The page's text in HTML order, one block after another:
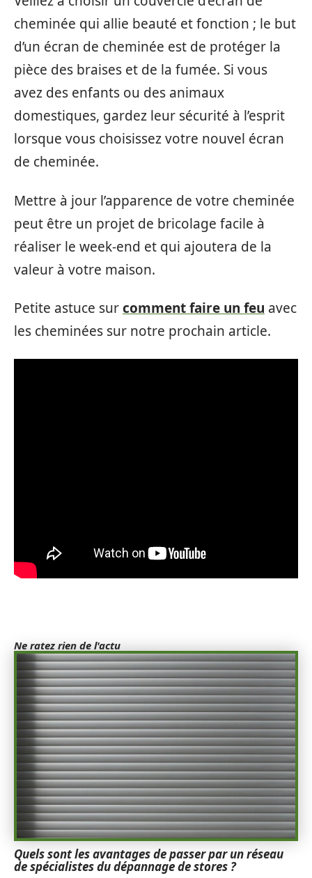
cheminée qui allie beauté et fonction ; le but
d’un écran de cheminée est de protéger la
pièce des braises et de la fumée. Si vous
avez des enfants ou des animaux
domestiques, gardez leur sécurité à l’esprit
lorsque vous choisissez votre nouvel écran
de cheminée.
Mettre à jour l’apparence de votre cheminée
peut être un projet de bricolage facile à
réaliser le week-end et qui ajoutera de la
valeur à votre maison.
Petite astuce surcomment faire un feu avec
les cheminées sur notre prochain article.
Ne ratez rien de l'actu
Quels sont les avantages de passer par un réseau
de spécialistes du dépannage de stores ?